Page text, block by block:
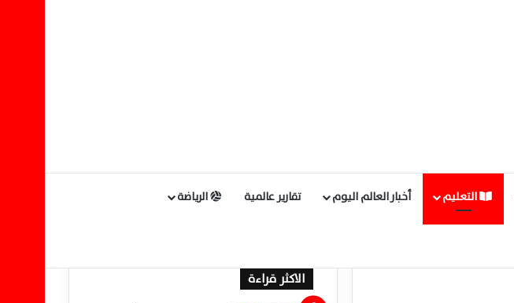
التعليم أخبار العالم اليوم تقارير عالمية الرياضة
الاكثر قراءة